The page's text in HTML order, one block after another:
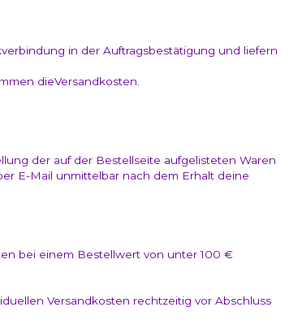
in der Auftragsbestätigung und liefern
dieVersandkosten.
der auf der Bestellseite aufgelisteten Waren
E-Mail unmittelbar nach dem Erhalt deine
bei einem Bestellwert von unter 100 €
Versandkosten rechtzeitig vor Abschluss